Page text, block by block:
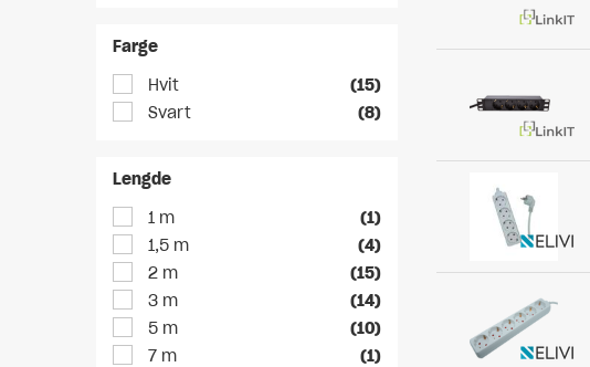
Farge
Hvit
(15)
Svart
(8)
Lengde
1 m
(1)
1,5 m
(4)
2 m
(15)
3 m
(14)
5 m
(10)
7 m
(1)